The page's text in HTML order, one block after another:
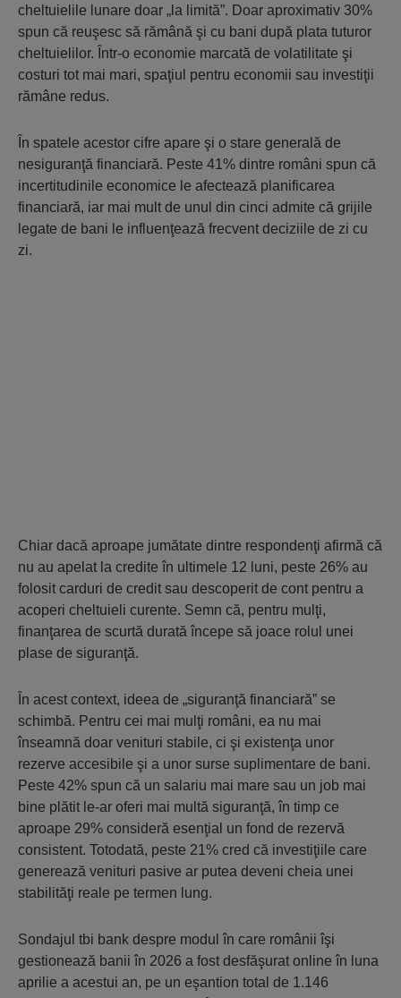
cheltuielile lunare doar „la limită”. Doar aproximativ 30%
spun că reuşesc să rămână şi cu bani după plata tuturor
cheltuielilor. Într-o economie marcată de volatilitate şi
costuri tot mai mari, spaţiul pentru economii sau investiţii
rămâne redus.
În spatele acestor cifre apare şi o stare generală de
nesiguranţă financiară. Peste 41% dintre români spun că
incertitudinile economice le afectează planificarea
financiară, iar mai mult de unul din cinci admite că grijile
legate de bani le influenţează frecvent deciziile de zi cu
zi.
Chiar dacă aproape jumătate dintre respondenţi afirmă că
nu au apelat la credite în ultimele 12 luni, peste 26% au
folosit carduri de credit sau descoperit de cont pentru a
acoperi cheltuieli curente. Semn că, pentru mulţi,
finanţarea de scurtă durată începe să joace rolul unei
plase de siguranţă.
În acest context, ideea de „siguranţă financiară” se
schimbă. Pentru cei mai mulţi români, ea nu mai
înseamnă doar venituri stabile, ci şi existenţa unor
rezerve accesibile şi a unor surse suplimentare de bani.
Peste 42% spun că un salariu mai mare sau un job mai
bine plătit le-ar oferi mai multă siguranţă, în timp ce
aproape 29% consideră esenţial un fond de rezervă
consistent. Totodată, peste 21% cred că investiţiile care
generează venituri pasive ar putea deveni cheia unei
stabilităţi reale pe termen lung.
Sondajul tbi bank despre modul în care românii îşi
gestionează banii în 2026 a fost desfăşurat online în luna
aprilie a acestui an, pe un eşantion total de 1.146